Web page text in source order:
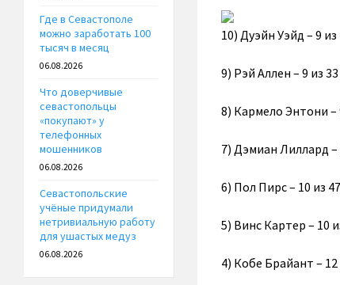
10) Дуэйн Уэйд – 9
9) Рэй Аллен – 9 из
8) Кармело Энтони –
7) Дэмиан Лиллард
6) Пол Пирс – 10 из
5) Винс Картер – 10
4) Кобе Брайант –
Где в Севастополе
можно заработать 100
тысяч в месяц
06.08.2026
Что доверчивые
севастопольцы
«покупают» у
телефонных
мошенников
06.08.2026
Севастопольские
учёные придумали
нетривиальную работу
для ушастых медуз
06.08.2026